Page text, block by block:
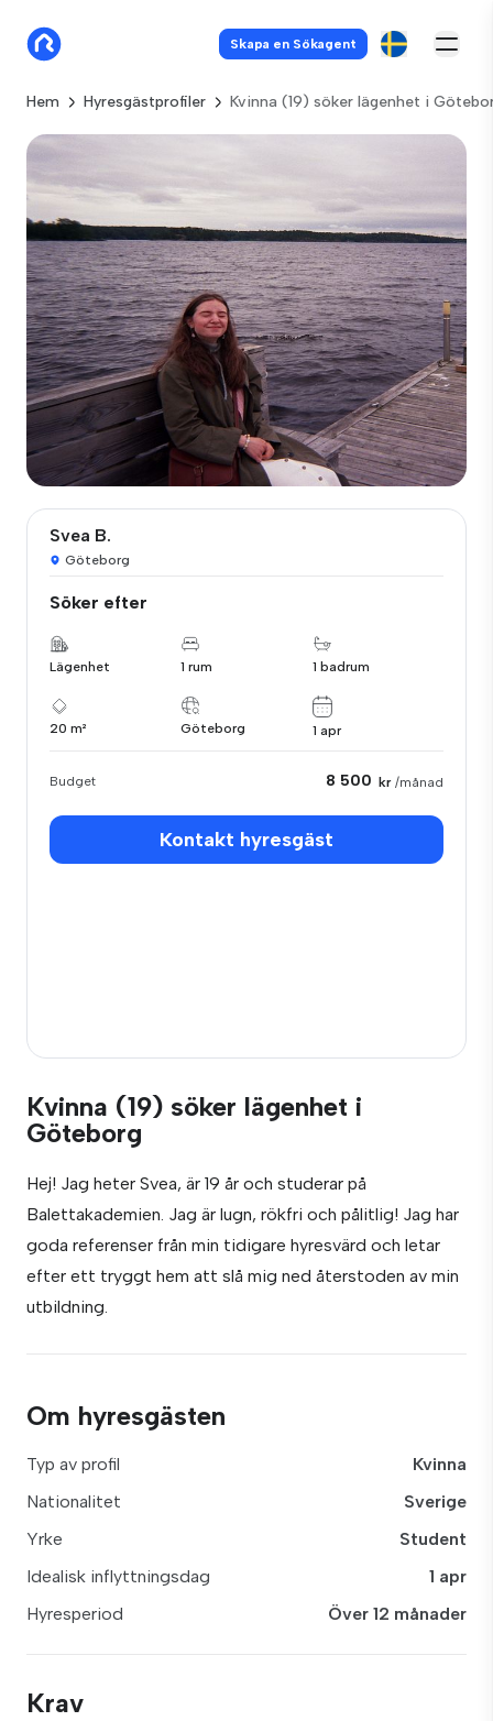
Skapa en Sökagent
Hem Hyresgästprofiler Kvinna (19) söker lägenhet i
Svea B.
Göteborg
Söker efter
Lägenhet 1 rum 1 badrum
20 m² Göteborg 1 apr
Budget 8 500 kr /månad
Kontakt hyresgäst
Kvinna (19) söker lägenhet i
Göteborg
Hej! Jag heter Svea, är 19 år och studerar på
Balettakademien. Jag är lugn, rökfri och pålitlig! Jag har
goda referenser från min tidigare hyresvärd och letar
efter ett tryggt hem att slå mig ned återstoden av min
utbildning.
Om hyresgästen
Typ av profil
Kvinna
Nationalitet
Sverige
Yrke
Student
Idealisk inflyttningsdag
1 apr
Hyresperiod
Över 12 månader
Krav